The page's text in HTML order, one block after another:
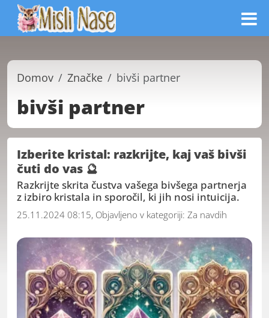
Domov Značke bivši partner
bivši partner
Izberite kristal: razkrijte, kaj vaš bivši
čuti do vas 🔮
Razkrijte skrita čustva vašega bivšega partnerja
z izbiro kristala in sporočil, ki jih nosi intuicija.
25.11.2024 08:15, Objavljeno v kategoriji: Za navdih